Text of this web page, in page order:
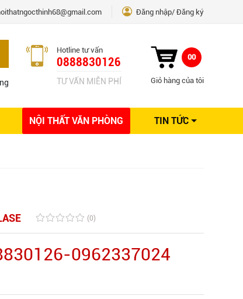
Đăng nhập Đăng ký
Hotline tư vấn
0888830126
TƯ VẤN MIỄN PHÍ
00
Giỏ hàng của tôi
NỘI THẤT VĂN PHÒNG TIN TỨC
(0)
0962337024